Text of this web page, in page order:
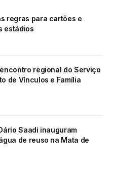
regras para cartões e
estádios
regional do Serviço
de Vínculos e Família
Saadi inauguram
de reuso na Mata de